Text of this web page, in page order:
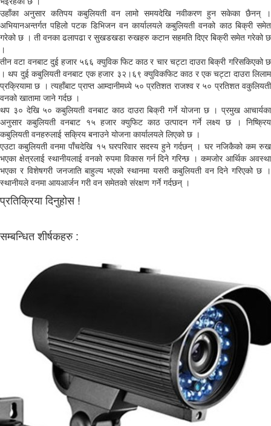
उहाँका अनुसार कतिपय कबुलियती वन लामो समयदेखि नवीकरण हुन सकेका छैनन् ।
अभियानअन्तर्गत पहिलो पटक डिभिजन वन कार्यालयले कबुलियती वनको काठ बिक्री समेत
गरेको छ । ती वनका ढलापढा र सुखडखडा रुखहरु कटान सहमति दिएर बिक्री समेत गरेको छ
।
तीन वटा वनबाट दुई हजार ५६६ क्युविक फिट काठ र चार चट्टा दाउरा बिक्री गरिसकिएको छ
। थप दुई कबुलियती वनबाट एक हजार ३२।६९ क्युविकफिट काठ र एक चट्टा दाउरा लिलाम
प्रक्रियामा छ । त्यहाँबाट प्राप्त आम्दानीमध्ये ५० प्रतिशत राजश्व र ५० प्रतिशत वकुलियती
वनको खातामा जाने गर्दछ ।
थप ३० देखि ५० कबुलियती वनबाट काठ दाउरा बिक्री गर्ने योजना छ । प्रमुख आचार्यका
अनुसार कबुलियती वनबाट १५ हजार क्युफिट काठ उत्पादन गर्ने लक्ष्य छ । निष्क्रिय
कबुलियती वनहरुलाई सक्रिय बनाउने योजना कार्यालयले लिएको छ ।
एउटा कबुलियती वनमा पाँचदेखि १५ घरपरिवार सदस्य हुने गर्दछन् । घर नजिकैको कम रुख
भएका क्षेत्रलाई स्थानीयलाई वनको रुपमा विकास गर्न दिने गरिन्छ । कमजोर आर्थिक अवस्था
भएका र विशेषगरी जनजाति बाहुल्य भएको स्थानमा यसरी कबुलियती वन दिने गरिएको छ ।
स्थानीयले वनमा आयआर्जन गरी वन समेतको संरक्षण गर्ने गर्दछन् ।
प्रतिक्रिया दिनुहोस !
सम्बन्धित शीर्षकहरु :